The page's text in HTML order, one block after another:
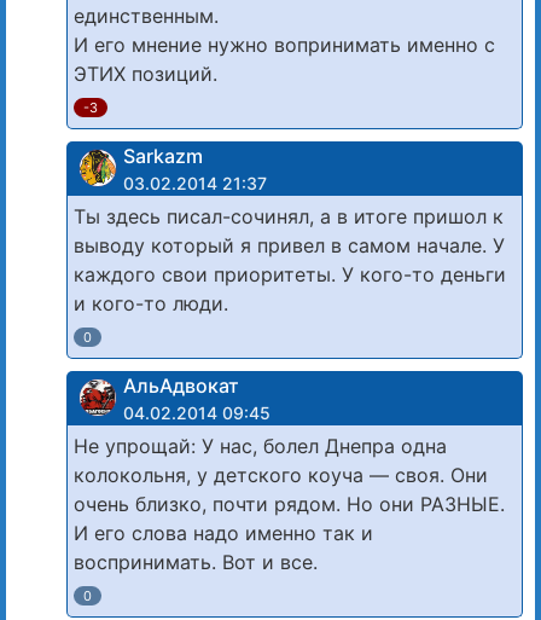
единственным.
И его мнение нужно вопринимать именно с
ЭТИХ позиций.
-3
Sarkazm
03.02.2014 21:37
Ты здесь писал-сочинял, а в итоге пришол к
выводу который я привел в самом начале. У
каждого свои приоритеты. У кого-то деньги
и кого-то люди.
0
АльАдвокат
04.02.2014 09:45
Не упрощай: У нас, болел Днепра одна
колокольня, у детского коуча — своя. Они
очень близко, почти рядом. Но они РАЗНЫЕ.
И его слова надо именно так и
воспринимать. Вот и все.
0